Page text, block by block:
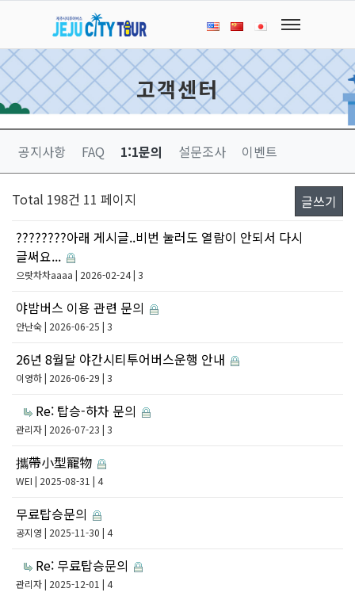
고객센터
공지사항 FAQ 1:1문의 설문조사 이벤트
Total 198건 11 페이지
글쓰기
????????아래 게시글..비번 눌러도 열람이 안되서 다시
글써요...
으랏차차aaaa | 2026-02-24 | 3
야밤버스 이용 관련 문의
안난숙| 2026-06-25 | 3
26년 8월달 야간시티투어버스운행 안내
이영하| 2026-06-29 | 3
Re: 탑승-하차 문의
관리자| 2026-07-23 | 3
攜帶小型寵物
WEI | 2025-08-31 | 4
무료탑승문의
공지영 | 2025-11-30 | 4
Re: 무료탑승문의
관리자| 2025-12-01 | 4